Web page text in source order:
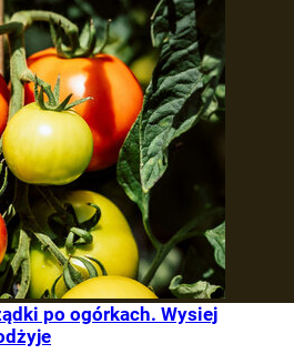
po ogórkach. Wysiej